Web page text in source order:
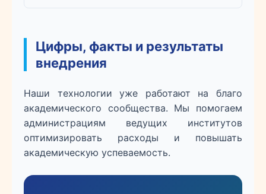
Цифры, факты и результаты
внедрения
Наши технологии уже работают на благо
академического сообщества. Мы помогаем
администрациям ведущих институтов
оптимизировать расходы и повышать
академическую успеваемость.